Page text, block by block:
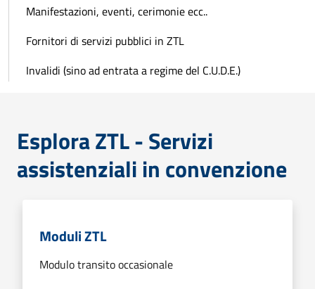
Manifestazioni, eventi, cerimonie ecc..
Fornitori di servizi pubblici in ZTL
Invalidi (sino ad entrata a regime del C.U.D.E.)
Esplora ZTL - Servizi
assistenziali in convenzione
Moduli ZTL
Modulo transito occasionale